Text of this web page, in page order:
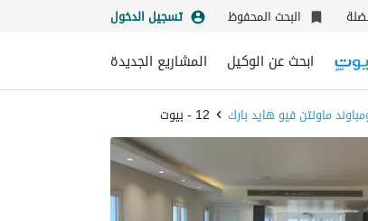
البحث المحفوظ تسجيل الدخول
ابحث عن الوكيل المشاريع الجديدة
ماونتن فيو هايد بارك 12 - بيوت